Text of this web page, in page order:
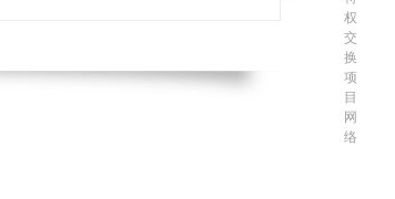
权
交
换
项
目
网
络